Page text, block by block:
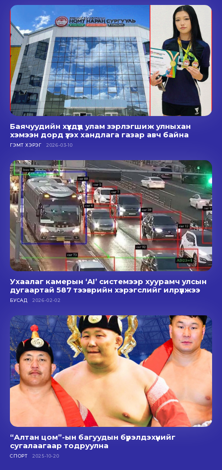
Баячуудийн хүүхдүүд улам зэрлэгшиж улныхан
хэмээн дорд үзэх хандлага газар авч байна
ГЭМТ ХЭРЭГ 2026-03-10
Ухаалаг камерын ‘AI’ системээр хуурамч улсын
дугаартай 587 тээврийн хэрэгслийг илрүүлжээ
БУСАД 2026-02-02
“Алтан цом”-ын багуудын бүрэлдэхүүнийг
сугалаагаар тодруулна
СПОРТ 2025-10-20